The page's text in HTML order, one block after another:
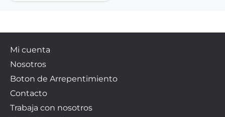
Mi cuenta
Nosotros
Boton de Arrepentimiento
Contacto
Trabaja con nosotros